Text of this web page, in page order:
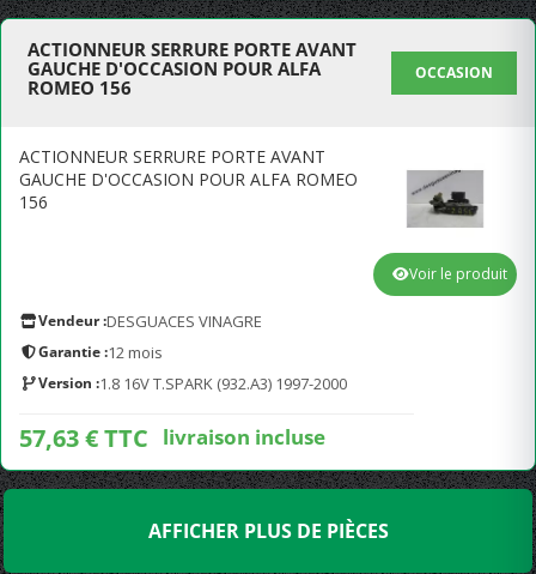
ACTIONNEUR SERRURE PORTE AVANT
GAUCHE D'OCCASION POUR ALFA
ROMEO 156
OCCASION
ACTIONNEUR SERRURE PORTE AVANT
GAUCHE D'OCCASION POUR ALFA ROMEO
156
Vendeur :DESGUACES VINAGRE
Garantie :12 mois
Version :1.8 16V T.SPARK (932.A3) 1997-2000
57,63 € TTC livraison incluse
Voir le produit
AFFICHER PLUS DE PIÈCES